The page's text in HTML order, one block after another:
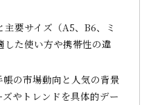
要サイズ（A5、B6、ミ
した使い方や携帯性の違
帳の市場動向と人気の背景
やトレンドを具体的デー